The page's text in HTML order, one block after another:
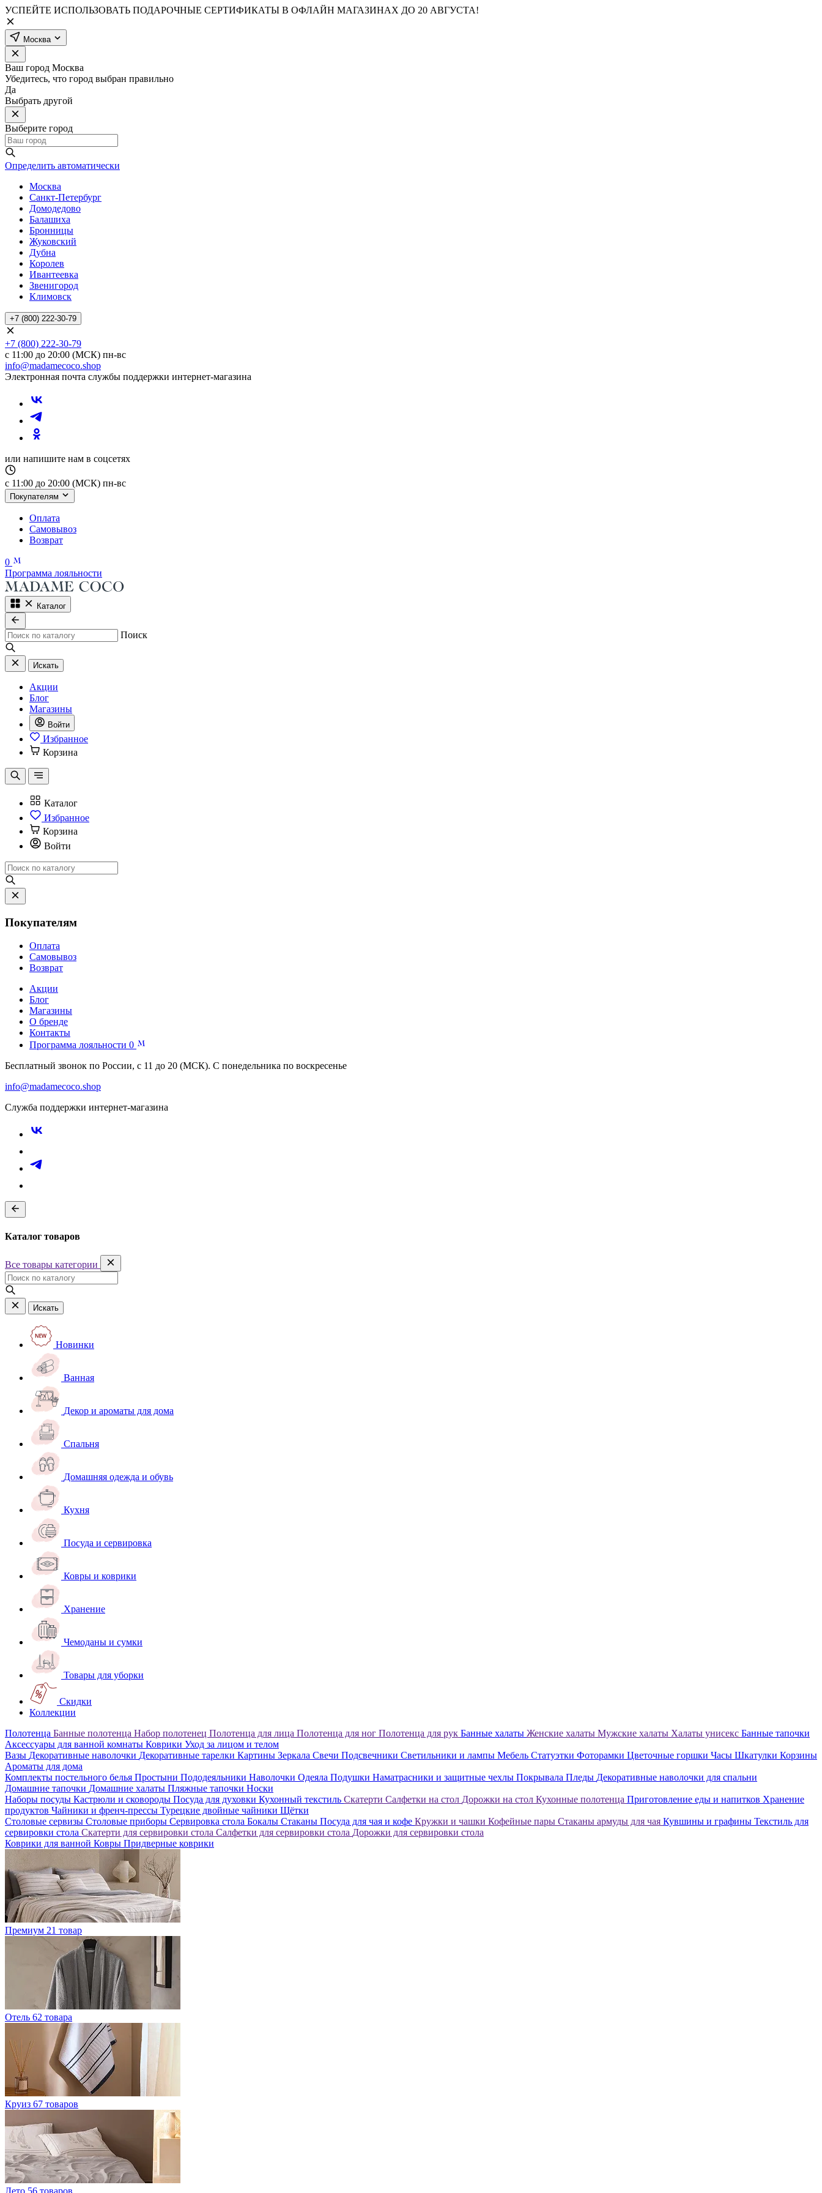
УСПЕЙТЕ ИСПОЛЬЗОВАТЬ ПОДАРОЧНЫЕ СЕРТИФИКАТЫ В ОФЛАЙН МАГАЗИНАХ ДО 20 АВГУСТА!
Москва
Ваш город Москва
Убедитесь, что город выбран правильно
Да
Выбрать другой
Выберите город
Определить автоматически
Москва
Санкт-Петербург
Домодедово
Балашиха
Бронницы
Жуковский
Дубна
Королев
Ивантеевка
Звенигород
Климовск
+7 (800) 222-30-79
+7 (800) 222-30-79
с 11:00 до 20:00 (МСК) пн-вс
info@madamecoco.shop
Электронная почта службы поддержки интернет-магазина
или напишите нам в соцсетях
с 11:00 до 20:00 (МСК) пн-вс
Покупателям
Оплата
Самовывоз
Возврат
0
Программа лояльности
Каталог
Поиск
Искать
Акции
Блог
Магазины
Войти
Избранное
Корзина
Каталог
Избранное
Корзина
Войти
Покупателям
Оплата
Самовывоз
Возврат
Акции
Блог
Магазины
О бренде
Контакты
Программа лояльности 0
Бесплатный звонок по России, с 11 до 20 (МСК). С понедельника по воскресенье
info@madamecoco.shop
Служба поддержки интернет-магазина
Каталог товаров
Все товары категории
Искать
Новинки
Ванная
Декор и ароматы для дома
Спальня
Домашняя одежда и обувь
Кухня
Посуда и сервировка
Ковры и коврики
Хранение
Чемоданы и сумки
Товары для уборки
Скидки
Коллекции
Полотенца Банные полотенца Набор полотенец Полотенца для лица Полотенца для ног Полотенца для рук Банные халаты Женские халаты Мужские халаты Халаты унисекс Банные тапочки
Аксессуары для ванной комнаты Коврики Уход за лицом и телом
Вазы Декоративные наволочки Декоративные тарелки Картины Зеркала Свечи Подсвечники Светильники и лампы Мебель Статуэтки Фоторамки Цветочные горшки Часы Шкатулки Корзины
Ароматы для дома
Комплекты постельного белья Простыни Пододеяльники Наволочки Одеяла Подушки Наматрасники и защитные чехлы Покрывала Пледы Декоративные наволочки для спальни
Домашние тапочки Домашние халаты Пляжные тапочки Носки
Наборы посуды Кастрюли и сковороды Посуда для духовки Кухонный текстиль Скатерти Салфетки на стол Дорожки на стол Кухонные полотенца Приготовление еды и напитков Хранение
продуктов Чайники и френч-прессы Турецкие двойные чайники Щётки
Столовые сервизы Столовые приборы Сервировка стола Бокалы Стаканы Посуда для чая и кофе Кружки и чашки Кофейные пары Стаканы армуды для чая Кувшины и графины Текстиль для
сервировки стола Скатерти для сервировки стола Салфетки для сервировки стола Дорожки для сервировки стола
Коврики для ванной Ковры Придверные коврики
Премиум 21 товар
Отель 62 товара
Круиз 67 товаров
Лето 56 товаров